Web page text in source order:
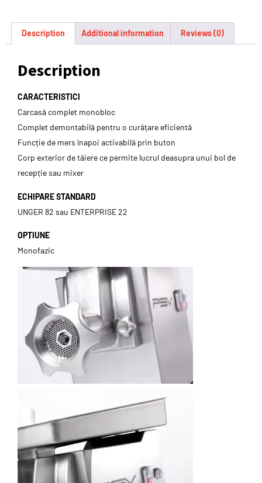
Description Additional information Reviews (0)
Description
CARACTERISTICI
Carcasă complet monobloc
Complet demontabilă pentru o curățare eficientă
Funcție de mers înapoi activabilă prin buton
Corp exterior de tăiere ce permite lucrul deasupra unui bol de
recepție sau mixer
ECHIPARE STANDARD
UNGER 82 sau ENTERPRISE 22
OPȚIUNE
Monofazic